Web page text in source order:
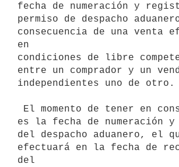
fecha de numeración y
permiso de despacho
consecuencia de una venta
en
condiciones de libre
entre un comprador y un
independientes uno de
es la fecha de numeración
del despacho aduanero, el
efectuará en la fecha de
del